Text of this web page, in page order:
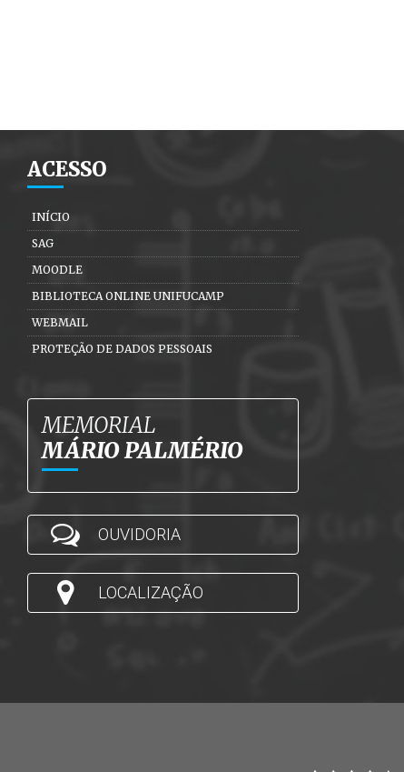
ACESSO
INÍCIO
SAG
MOODLE
BIBLIOTECA ONLINE UNIFUCAMP
WEBMAIL
PROTEÇÃO DE DADOS PESSOAIS
MEMORIAL
MÁRIO PALMÉRIO
OUVIDORIA
LOCALIZAÇÃO